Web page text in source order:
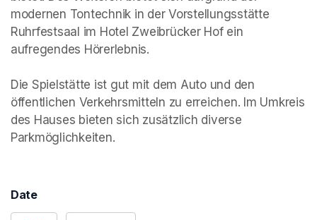
modernen Tontechnik in der Vorstellungsstätte
Ruhrfestsaal im Hotel Zweibrücker Hof ein
aufregendes Hörerlebnis.
Die Spielstätte ist gut mit dem Auto und den
öffentlichen Verkehrsmitteln zu erreichen. Im Umkreis
des Hauses bieten sich zusätzlich diverse
Parkmöglichkeiten.
Date